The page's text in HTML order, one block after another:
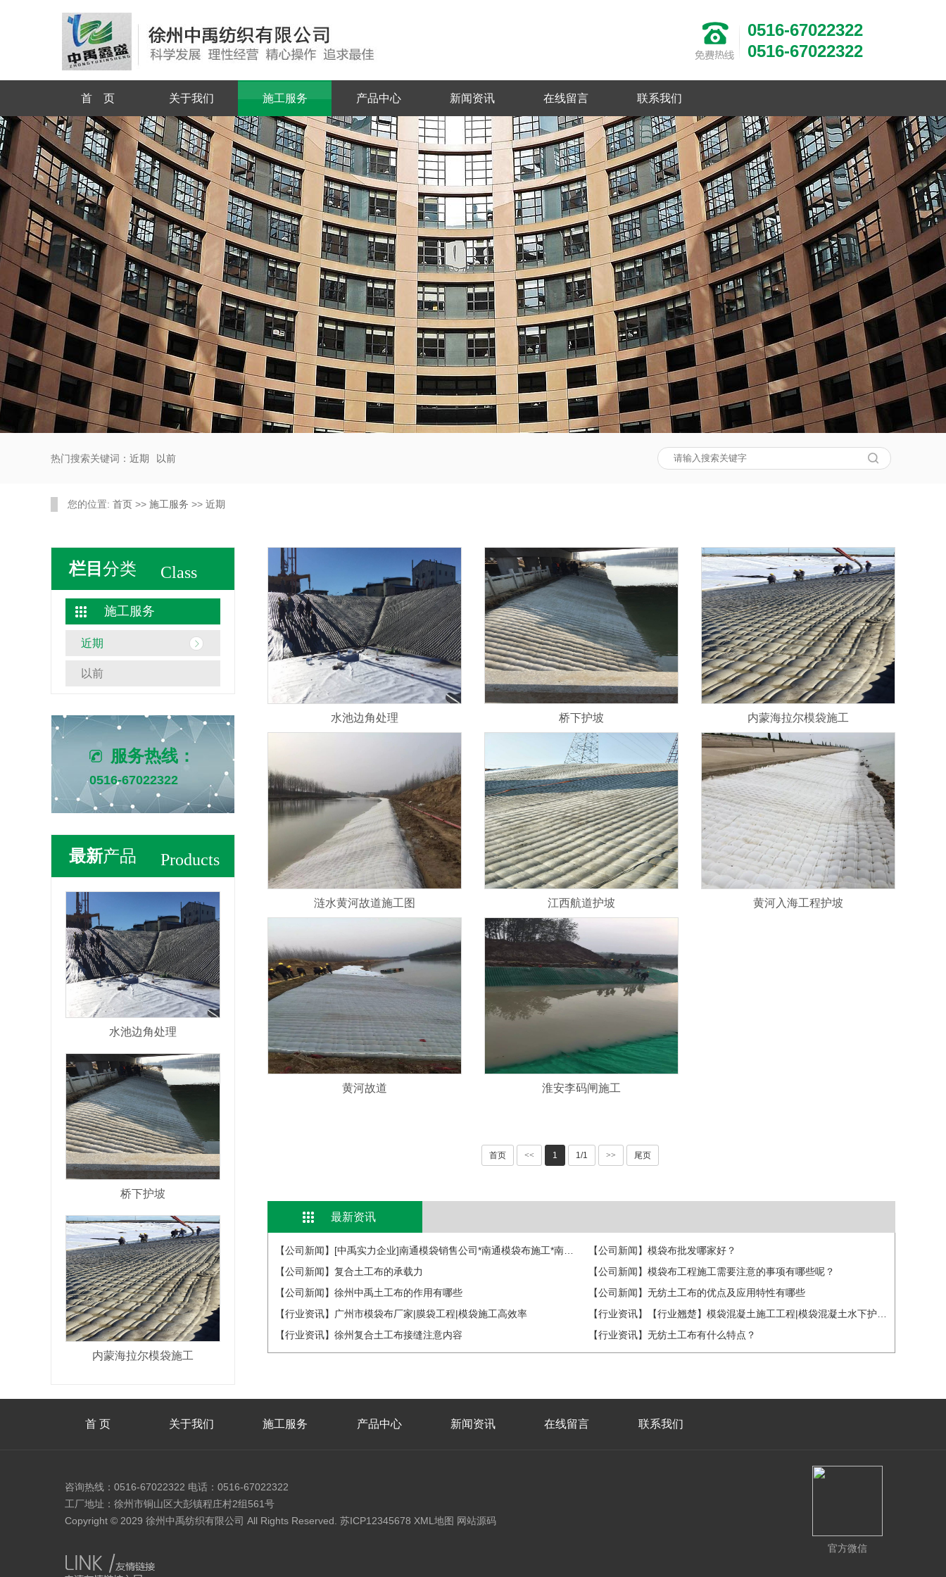
0516-67022322
0516-67022322
首 页 关于我们 施工服务 产品中心 新闻资讯 在线留言 联系我们
热门搜索关键词： 近期 以前
您的位置: 首页 >> 施工服务 >> 近期
栏目 分类 Class
施工服务
近期
以前
服务热线：
0516-67022322
最新产品 Products
水池边角处理
桥下护坡
内蒙海拉尔模袋施工
水池边角处理 桥下护坡 内蒙海拉尔模袋施工
涟水黄河故道施工图 江西航道护坡 黄河入海工程护坡
黄河故道 淮安李码闸施工
首页 << 1 1/1 >> 尾页
最新资讯
【公司新闻】模袋布批发哪家好？
【公司新闻】复合土工布的承载力
【公司新闻】模袋布工程施工需要注意的事项有哪些呢？
【公司新闻】徐州中禹土工布的作用有哪些
【公司新闻】无纺土工布的优点及应用特性有哪些
【行业资讯】广州市模袋布厂家|膜袋工程|模袋施工高效率
【行业资讯】徐州复合土工布接缝注意内容
【行业资讯】无纺土工布有什么特点？
首 页 关于我们 施工服务 产品中心 新闻资讯 在线留言 联系我们
咨询热线：0516-67022322 电话：0516-67022322
工厂地址：徐州市铜山区大彭镇程庄村2组561号
Copyright © 2029 徐州中禹纺织有限公司 All Rights Reserved. 苏ICP12345678 XML地图 网站源码
官方微信